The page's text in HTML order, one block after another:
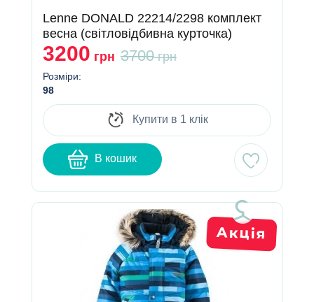
Lenne DONALD 22214/2298 комплект
весна (світловідбивна курточка)
3200 грн 3700грн
Розміри:
98
Купити в 1 клік
В кошик